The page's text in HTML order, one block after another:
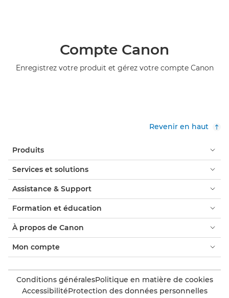
Compte Canon
Enregistrez votre produit et gérez votre compte Canon
Revenir en haut
Produits
Services et solutions
Assistance & Support
Formation et éducation
À propos de Canon
Mon compte
Conditions généralesPolitique en matière de cookies
AccessibilitéProtection des données personnelles